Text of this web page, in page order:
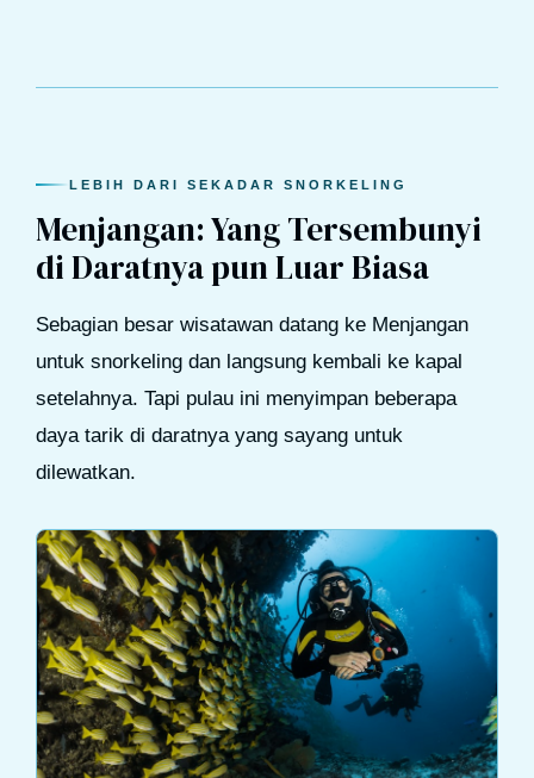
LEBIH DARI SEKADAR SNORKELING
Menjangan: Yang Tersembunyi
di Daratnya pun Luar Biasa
Sebagian besar wisatawan datang ke Menjangan
untuk snorkeling dan langsung kembali ke kapal
setelahnya. Tapi pulau ini menyimpan beberapa
daya tarik di daratnya yang sayang untuk
dilewatkan.